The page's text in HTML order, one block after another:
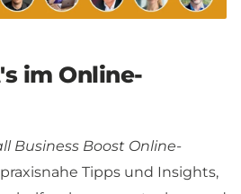
im Online-
Business Boost Online-
Tipps und Insights,